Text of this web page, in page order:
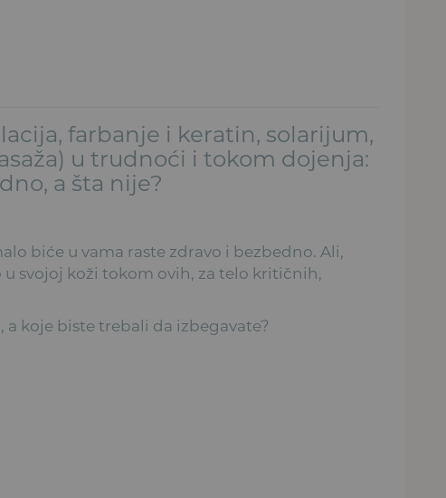
farbanje i keratin, solarijum,
u trudnoći i tokom dojenja:
a šta nije?
biće u vama raste zdravo i bezbedno. Ali,
svojoj koži tokom ovih, za telo kritičnih,
koje biste trebali da izbegavate?